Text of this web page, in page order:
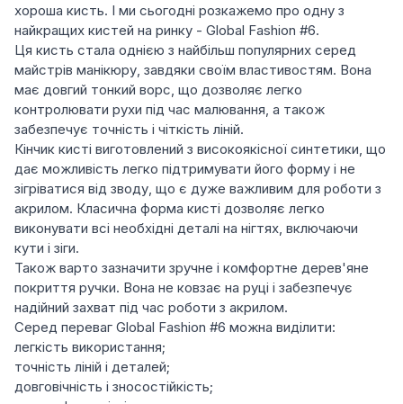
хороша кисть. І ми сьогодні розкажемо про одну з
найкращих кистей на ринку - Global Fashion #6.
Ця кисть стала однією з найбільш популярних серед
майстрів манікюру, завдяки своїм властивостям. Вона
має довгий тонкий ворс, що дозволяє легко
контролювати рухи під час малювання, а також
забезпечує точність і чіткість ліній.
Кінчик кисті виготовлений з високоякісної синтетики, що
дає можливість легко підтримувати його форму і не
зігріватися від зводу, що є дуже важливим для роботи з
акрилом. Класична форма кисті дозволяє легко
виконувати всі необхідні деталі на нігтях, включаючи
кути і зіги.
Також варто зазначити зручне і комфортне дерев'яне
покриття ручки. Вона не ковзає на руці і забезпечує
надійний захват під час роботи з акрилом.
Серед переваг Global Fashion #6 можна виділити:
легкість використання;
точність ліній і деталей;
довговічність і зносостійкість;